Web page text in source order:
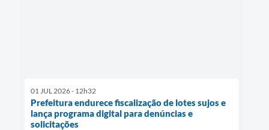
01 JUL 2026 - 12h32
Prefeitura endurece fiscalização de lotes sujos e
lança programa digital para denúncias e
solicitações